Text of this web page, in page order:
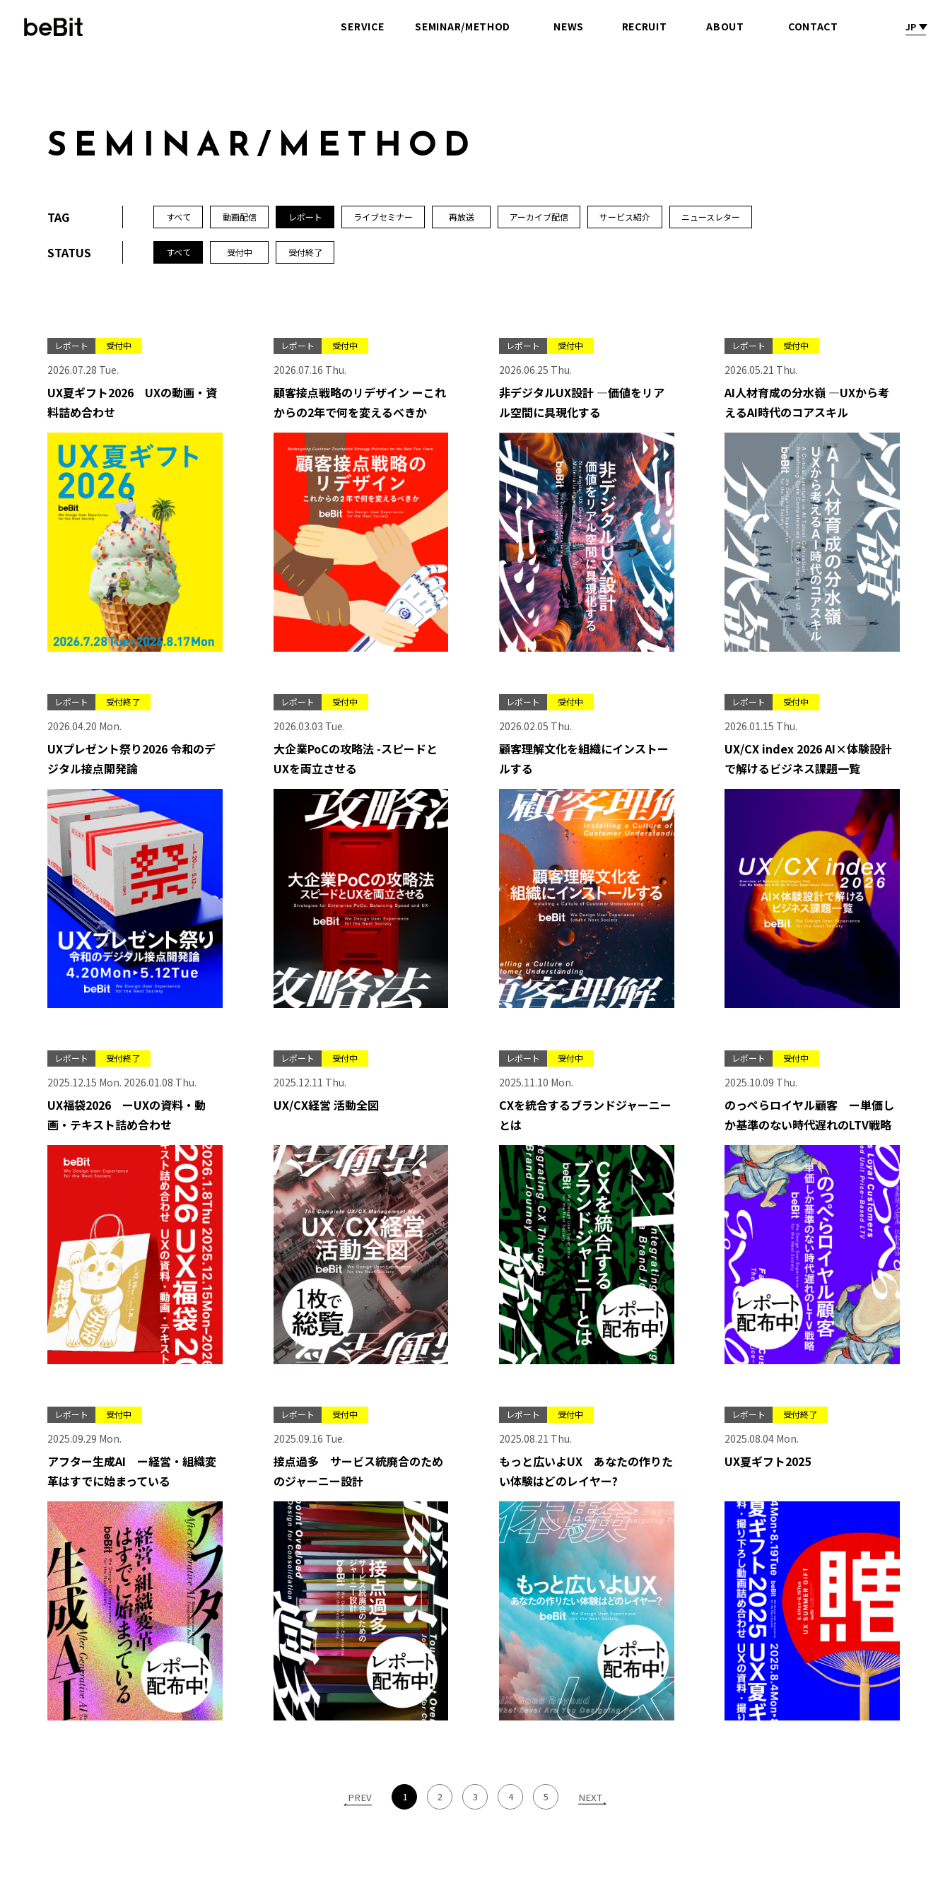
SERVICE SEMINAR/METHOD NEWS RECRUIT ABOUT CONTACT JP
S E M I NA R / M E T H O D
STATUS すべて 受付中 受付終了
TAG すべて 動画配信 レポート ライブセミナー 再放送 アーカイブ配信 サービス紹介 ニュースレター
レポート 受付中
2026.07.28 Tue.
UX夏ギフト2026 UXの動画・資
料詰め合わせ
レポート 受付中
2026.07.16 Thu.
顧客接点戦略のリデザイン ーこれ
からの2年で何を変えるべきか
レポート 受付中
2026.06.25 Thu.
非デジタルUX設計 ―価値をリア
ル空間に具現化する
レポート 受付中
2026.05.21 Thu.
AI人材育成の分水嶺 ―UXから考
えるAI時代のコアスキル
レポート 受付終了
2026.04.20 Mon.
UXプレゼント祭り2026 令和のデ
ジタル接点開発論
レポート 受付中
2026.03.03 Tue.
大企業PoCの攻略法 -スピードと
UXを両立させる
レポート 受付中
2026.02.05 Thu.
顧客理解文化を組織にインストー
ルする
レポート 受付中
2026.01.15 Thu.
UX/CX index 2026 AI×体験設計
で解けるビジネス課題一覧
レポート 受付終了
2025.12.15 Mon. 2026.01.08 Thu.
UX福袋2026 ーUXの資料・動
画・テキスト詰め合わせ
レポート 受付中
2025.12.11 Thu.
UX/CX経営 活動全図
レポート 受付中
2025.11.10 Mon.
CXを統合するブランドジャーニー
とは
レポート 受付中
2025.10.09 Thu.
のっぺらロイヤル顧客 ー単価し
か基準のない時代遅れのLTV戦略
レポート 受付中
2025.09.29 Mon.
アフター生成AI ー経営・組織変
革はすでに始まっている
レポート 受付中
2025.09.16 Tue.
接点過多 サービス統廃合のため
のジャーニー設計
レポート 受付中
2025.08.21 Thu.
もっと広いよUX あなたの作りた
い体験はどのレイヤー?
レポート 受付終了
2025.08.04 Mon.
UX夏ギフト2025
PREV 1 2 3 4 5 NEXT